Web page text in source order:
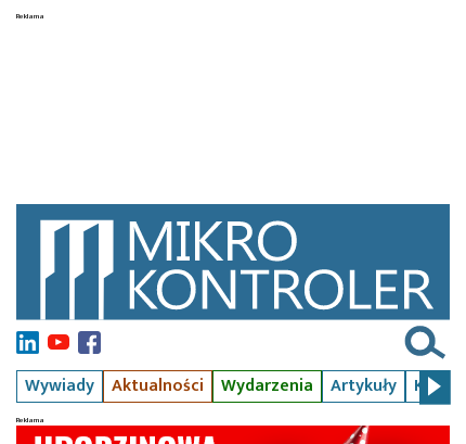
Wywiady Aktualności Wydarzenia Artykuły Kursy